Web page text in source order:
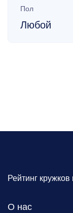
Пол
Любой
Рейтинг
О нас